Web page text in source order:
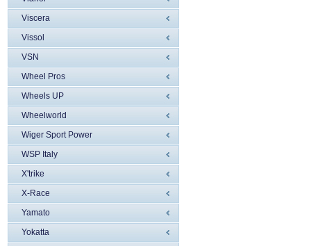
Viscera
Vissol
VSN
Wheel Pros
Wheels UP
Wheelworld
Wiger Sport Power
WSP Italy
X'trike
X-Race
Yamato
Yokatta